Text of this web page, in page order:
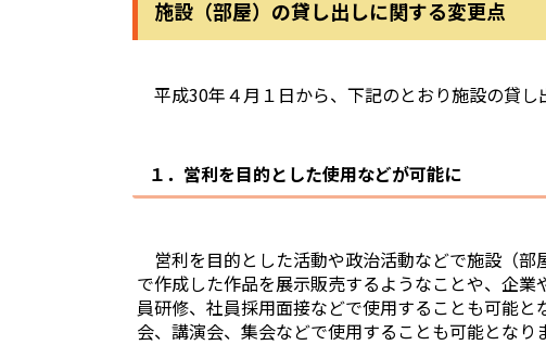
施設（部屋）の貸し出しに関する変更点
平成30年４月１日から、下記のとおり施設の貸し
１．営利を目的とした使用などが可能に
営利を目的とした活動や政治活動などで施設（
で作成した作品を展示販売するようなことや、企
員研修、社員採用面接などで使用することも可能
会、講演会、集会などで使用することも可能となり